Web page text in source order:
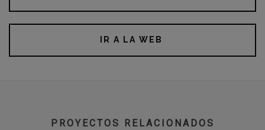
IR A LA WEB
PROYECTOS RELACIONADOS